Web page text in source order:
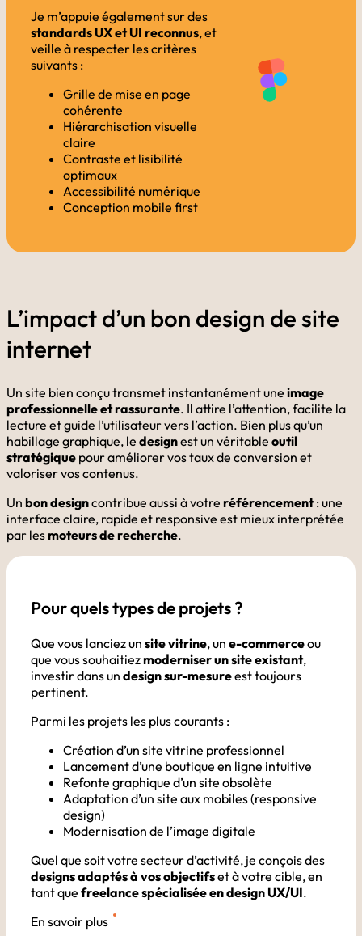
Je m’appuie également sur des
standards UX et UI reconnus, et
veille à respecter les critères
suivants :
Grille de mise en page
cohérente
Hiérarchisation visuelle
claire
Contraste et lisibilité
optimaux
Accessibilité numérique
Conception mobile first
L’impact d’un bon design de site
internet
Un site bien conçu transmet instantanément une image
professionnelle et rassurante. Il attire l’attention, facilite la
lecture et guide l’utilisateur vers l’action. Bien plus qu’un
habillage graphique, le designest un véritable outil
stratégique pour améliorer vos taux de conversion et
valoriser vos contenus.
Un bon designcontribue aussi à votre référencement: une
interface claire, rapide et responsive est mieux interprétée
par lesmoteurs de recherche.
Pour quels types de projets ?
Que vous lanciez un site vitrine, un e-commerceou
que vous souhaitiezmoderniser un site existant,
investir dans un design sur-mesureest toujours
pertinent.
Parmi les projets les plus courants :
Création d’un site vitrine professionnel
Lancement d’une boutique en ligne intuitive
Refonte graphique d’un site obsolète
Adaptation d’un site aux mobiles (responsive
design)
Modernisation de l’image digitale
Quel que soit votre secteur d’activité, je conçois des
designs adaptés à vos objectifset à votre cible, en
tant que freelance spécialisée en design UX/UI.
En savoir plus